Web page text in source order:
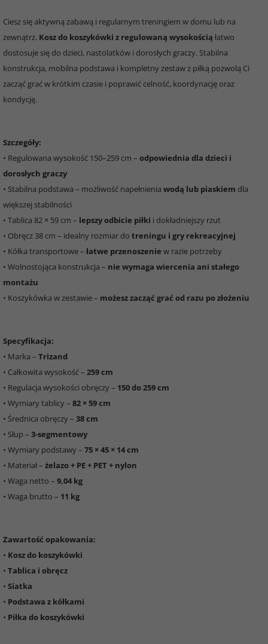
Ciesz się aktywną zabawą i regularnym treningiem w domu lub na
zewnątrz. Kosz do koszykówki z regulowaną wysokością łatwo
dostosuje się do dzieci, nastolatków i dorosłych graczy. Stabilna
konstrukcja, mobilna podstawa i kompletny zestaw z piłką pozwolą Ci
zacząć grać w krótkim czasie i poprawić celność, koordynację oraz
kondycję.
Szczegóły:
• Regulowana wysokość 150–259 cm – odpowiednia dla dzieci i
dorosłych graczy
• Stabilna podstawa – możliwość napełnienia wodą lub piaskiem dla
większej stabilności
• Tablica 82 × 59 cm – lepszy odbicie piłki i dokładniejszy rzut
• Obręcz 38 cm – idealny rozmiar do treningu i gry rekreacyjnej
• Kółka transportowe – łatwe przenoszenie w razie potrzeby
• Wolnostojąca konstrukcja – nie wymaga wiercenia ani stałego
montażu
• Koszykówka w zestawie – możesz zacząć grać od razu po złożeniu
Specyfikacja:
• Marka – Trizand
• Całkowita wysokość – 259 cm
• Regulacja wysokości obręczy – 150 do 259 cm
• Wymiary tablicy – 82 × 59 cm
• Średnica obręczy – 38 cm
• Słup – 3-segmentowy
• Wymiary podstawy – 75 × 45 × 14 cm
• Materiał – żelazo + PE + PET + nylon
• Waga netto – 9,04 kg
• Waga brutto – 11 kg
Zawartość opakowania:
• Kosz do koszykówki
• Tablica i obręcz
• Siatka
• Podstawa z kółkami
• Piłka do koszykówki